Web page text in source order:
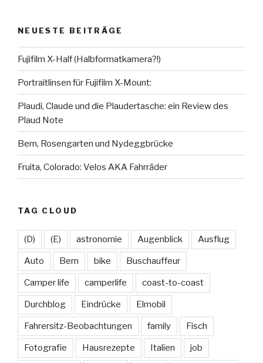
Facebook
anzeigen
Twitter
anzeigen
Instagram
anzeigen
LinkedIn
anzeigen
YouTube
anzeigen
Flickr
anzeigen
NEUESTE BEITRÄGE
Fujifilm X-Half (Halbformatkamera?!)
Portraitlinsen für Fujifilm X-Mount:
Plaudi, Claude und die Plaudertasche: ein Review des
Plaud Note
Bern, Rosengarten und Nydeggbrücke
Fruita, Colorado: Velos AKA Fahrräder
TAG CLOUD
(D) (E) astronomie Augenblick Ausflug
Auto Bern bike Buschauffeur
Camper life camperlife coast-to-coast
Durchblog Eindrücke Elmobil
Fahrersitz-Beobachtungen family Fisch
Fotografie Hausrezepte Italien job